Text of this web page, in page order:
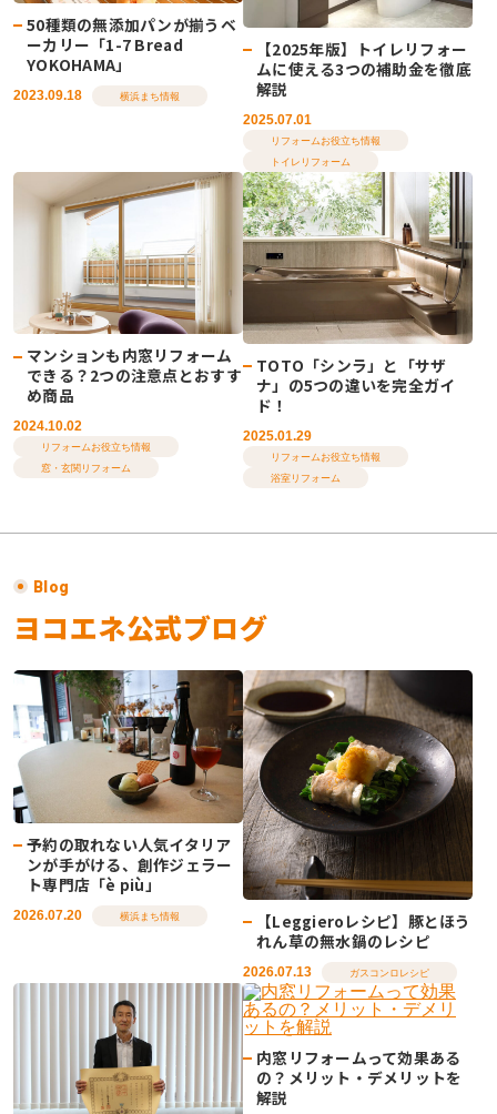
50種類の無添加パンが揃うベ
ーカリー「1-7 Bread
YOKOHAMA」
2023.09.18 横浜まち情報
【2025年版】トイレリフォー
ムに使える3つの補助金を徹底
解説
2025.07.01
リフォームお役立ち情報
トイレリフォーム
マンションも内窓リフォーム
できる？2つの注意点とおすす
め商品
2024.10.02
リフォームお役立ち情報
窓・玄関リフォーム
TOTO「シンラ」と「サザ
ナ」の5つの違いを完全ガイ
ド！
2025.01.29
リフォームお役立ち情報
浴室リフォーム
Blog
ヨコエネ公式ブログ
予約の取れない人気イタリア
ンが手がける、創作ジェラー
ト専門店「è più」
2026.07.20 横浜まち情報
【Leggieroレシピ】豚とほう
れん草の無水鍋のレシピ
2026.07.13 ガスコンロレシピ
内窓リフォームって効果ある
の？メリット・デメリットを
解説